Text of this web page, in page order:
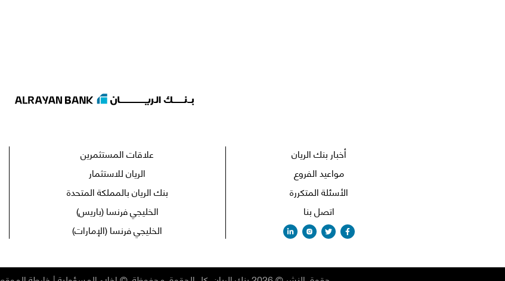
أخبار بنك الريان
مواعيد الفروع
الأسئلة المتكررة
اتصل بنا
علاقات المستثمرين
الريان للاستثمار
بنك الريان بالمملكة المتحدة
الخليجي فرنسا (باريس)
الخليجي فرنسا (الإمارات)